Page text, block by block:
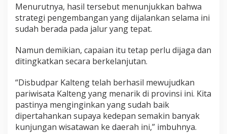
Menurutnya, hasil tersebut menunjukkan bahwa
strategi pengembangan yang dijalankan selama ini
sudah berada pada jalur yang tepat.
Namun demikian, capaian itu tetap perlu dijaga dan
ditingkatkan secara berkelanjutan.
“Disbudpar Kalteng telah berhasil mewujudkan
pariwisata Kalteng yang menarik di provinsi ini. Kita
pastinya menginginkan yang sudah baik
dipertahankan supaya kedepan semakin banyak
kunjungan wisatawan ke daerah ini,” imbuhnya.